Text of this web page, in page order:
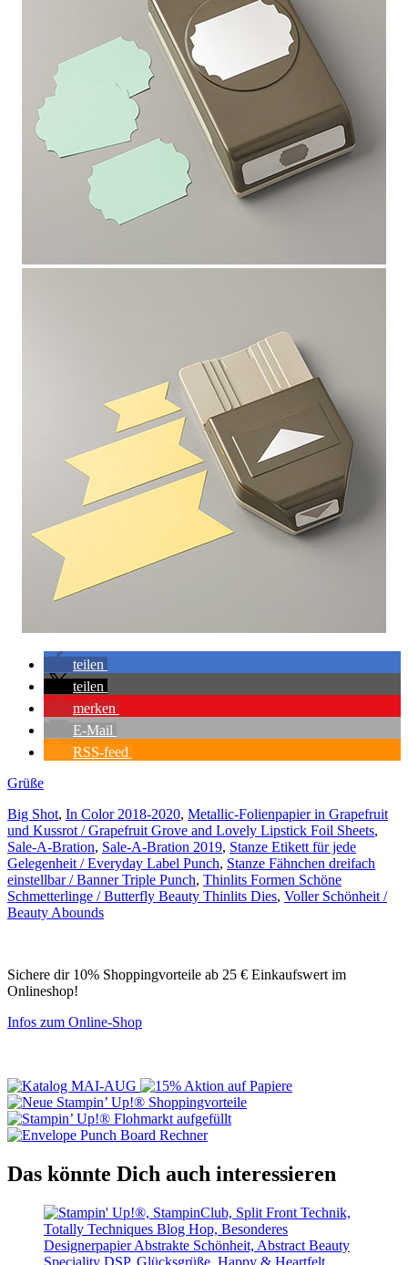
teilen
teilen
merken
E-Mail
RSS-feed
Grüße
Big Shot, In Color 2018-2020, Metallic-Folienpapier in Grapefruit
und Kussrot / Grapefruit Grove and Lovely Lipstick Foil Sheets,
Sale-A-Bration, Sale-A-Bration 2019, Stanze Etikett für jede
Gelegenheit / Everyday Label Punch, Stanze Fähnchen dreifach
einstellbar / Banner Triple Punch, Thinlits Formen Schöne
Schmetterlinge / Butterfly Beauty Thinlits Dies, Voller Schönheit /
Beauty Abounds
Sichere dir 10% Shoppingvorteile ab 25 € Einkaufswert im
Onlineshop!
Infos zum Online-Shop
Das könnte Dich auch interessieren